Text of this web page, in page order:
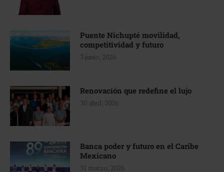
Puente Nichupté movilidad,
competitividad y futuro
3 junio, 2026
Renovación que redefine el lujo
30 abril, 2026
Banca poder y futuro en el Caribe
Mexicano
31 marzo, 2026